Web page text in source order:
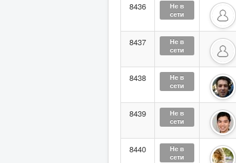
8436
Не в
сети
8437
Не в
сети
8438
Не в
сети
8439
Не в
сети
8440
Не в
сети